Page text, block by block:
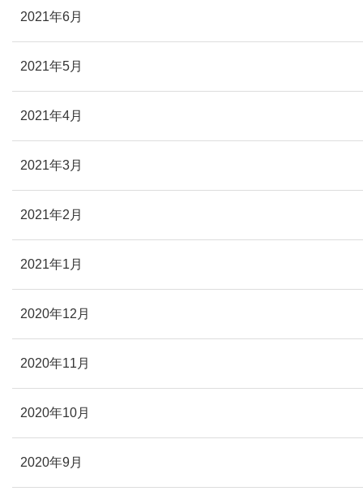
2021年6月
2021年5月
2021年4月
2021年3月
2021年2月
2021年1月
2020年12月
2020年11月
2020年10月
2020年9月